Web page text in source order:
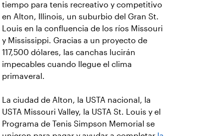
tiempo para tenis recreativo y competitivo
en Alton, Illinois, un suburbio del Gran St.
Louis en la confluencia de los ríos Missouri
y Mississippi. Gracias a un proyecto de
117,500 dólares, las canchas lucirán
impecables cuando llegue el clima
primaveral.
La ciudad de Alton, la USTA nacional, la
USTA Missouri Valley, la USTA St. Louis y el
Programa de Tenis Simpson Memorial se